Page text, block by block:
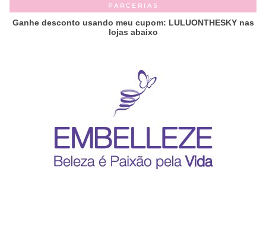
PARCERIAS
Ganhe desconto usando meu cupom: LULUONTHESKY nas
lojas abaixo